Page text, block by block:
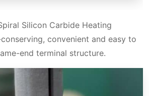
Silicon Carbide Heating
convenient and easy to
end terminal structure.